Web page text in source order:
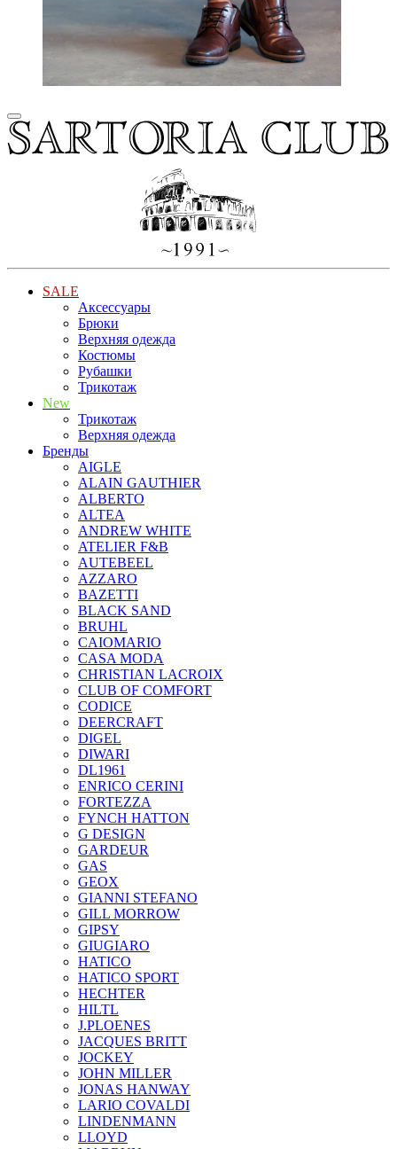
SALE
Аксессуары
Брюки
Верхняя одежда
Костюмы
Рубашки
Трикотаж
New
Трикотаж
Верхняя одежда
Бренды
AIGLE
ALAIN GAUTHIER
ALBERTO
ALTEA
ANDREW WHITE
ATELIER F&B
AUTEBEEL
AZZARO
BAZETTI
BLACK SAND
BRUHL
CAIOMARIO
CASA MODA
CHRISTIAN LACROIX
CLUB OF COMFORT
CODICE
DEERCRAFT
DIGEL
DIWARI
DL1961
ENRICO CERINI
FORTEZZA
FYNCH HATTON
G DESIGN
GARDEUR
GAS
GEOX
GIANNI STEFANO
GILL MORROW
GIPSY
GIUGIARO
HATICO
HATICO SPORT
HECHTER
HILTL
J.PLOENES
JAСQUES BRITT
JOCKEY
JOHN MILLER
JONAS HANWAY
LARIO COVALDI
LINDENMANN
LLOYD